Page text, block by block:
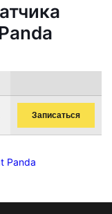
Записаться
Panda